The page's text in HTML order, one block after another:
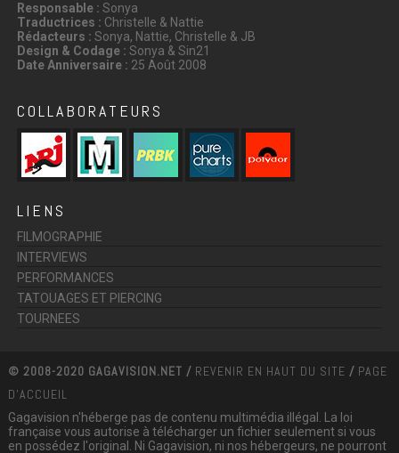
Responsable : Sonya
Traductrices : Christelle & Nattie
Rédacteurs : Sonya, Nattie, Christelle & JB
Design & Codage : Sonya & Sin21
Date Anniversaire : 25 Août 2008
COLLABORATEURS
LIENS
FILMOGRAPHIE
INTERVIEWS
PERFORMANCES
TATOUAGES ET PIERCING
TOURNEES
© 2008-2020 GAGAVISION.NET / REVENIR EN HAUT DU SITE / PAGE
D'ACCUEIL
Gagavision n'héberge pas de contenu multimédia illégal. La loi
française vous autorise à télécharger un fichier seulement si vous
en possédez l'original. Ni Gagavision, ni nos hébergeurs, ne pourront